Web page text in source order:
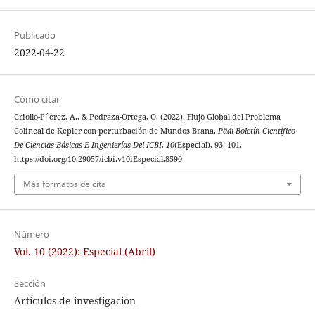
Publicado
2022-04-22
Cómo citar
Criollo-P´erez, A., & Pedraza-Ortega, O. (2022). Flujo Global del Problema
Colineal de Kepler con perturbación de Mundos Brana. Pädi Boletín Científico
De Ciencias Básicas E Ingenierías Del ICBI, 10(Especial), 93–101.
https://doi.org/10.29057/icbi.v10iEspecial.8590
Más formatos de cita
Número
Vol. 10 (2022): Especial (Abril)
Sección
Artículos de investigación